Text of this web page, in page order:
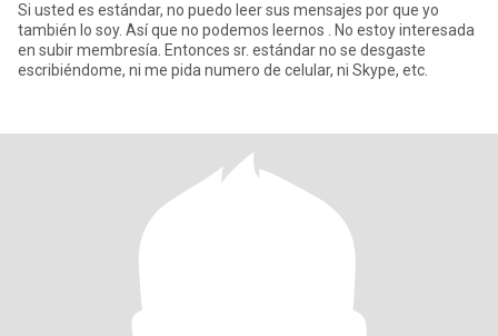
Si usted es estándar, no puedo leer sus mensajes por que yo
también lo soy. Así que no podemos leernos . No estoy interesada
en subir membresía. Entonces sr. estándar no se desgaste
escribiéndome, ni me pida numero de celular, ni Skype, etc.